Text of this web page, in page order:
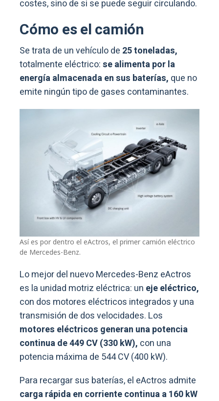
costes, sino de si se puede seguir circulando.
Cómo es el camión
Se trata de un vehículo de 25 toneladas,
totalmente eléctrico:se alimenta por la
energía almacenada en sus baterías, que no
emite ningún tipo de gases contaminantes.
Así es por dentro el eActros, el primer camión eléctrico
de Mercedes-Benz.
Lo mejor del nuevo Mercedes-Benz eActros
es la unidad motriz eléctrica: un eje eléctrico,
con dos motores eléctricos integrados y una
transmisión de dos velocidades. Los
motores eléctricos generan una potencia
continua de 449 CV (330 kW), con una
potencia máxima de 544 CV (400 kW).
Para recargar sus baterías, el eActros admite
carga rápida en corriente continua a 160 kW